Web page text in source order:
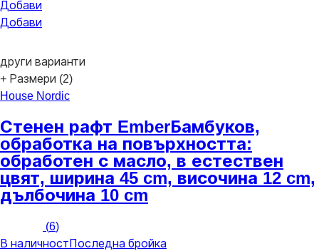
Добави
Добави
други варианти
+ Размери (2)
House Nordic
Стенен рафт EmberБамбуков,
oбработка на повърхността:
обработен с масло, в естествен
цвят, ширина 45 cm, височина 12 cm,
дълбочина 10 cm
(6)
В наличност Последна бройка